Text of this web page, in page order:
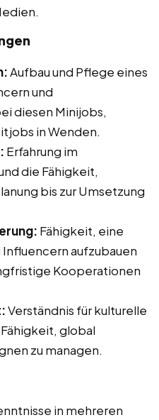
Aufbau und Pflege eines
und
diesen Minijobs,
in Wenden.
Erfahrung im
die Fähigkeit,
bis zur Umsetzung
Fähigkeit, eine
aufzubauen
Kooperationen
Verständnis für kulturelle
global
zu managen.
in mehreren